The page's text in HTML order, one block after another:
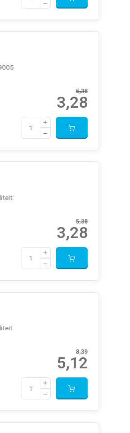
5,38
3,28
5,38
3,28
8,39
5,12